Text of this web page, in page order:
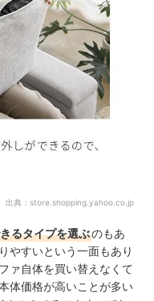
出典： store.shopping.yahoo.co.jp
るタイプを選ぶのもあ
やすいという一面もあり
ァ自体を買い替えなくて
体価格が高いことが多い